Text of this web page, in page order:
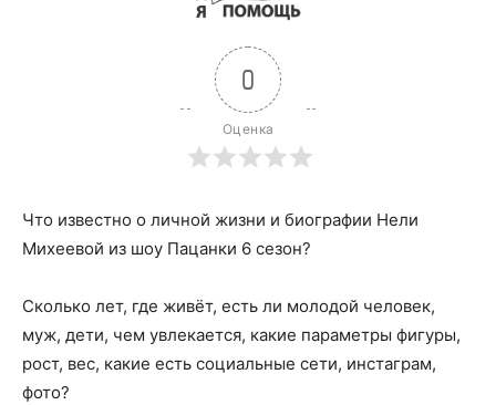
0
Оценка
Что известно о личной жизни и биографии Нели
Михеевой из шоу Пацанки 6 сезон?
Сколько лет, где живёт, есть ли молодой человек,
муж, дети, чем увлекается, какие параметры фигуры,
рост, вес, какие есть социальные сети, инстаграм,
фото?